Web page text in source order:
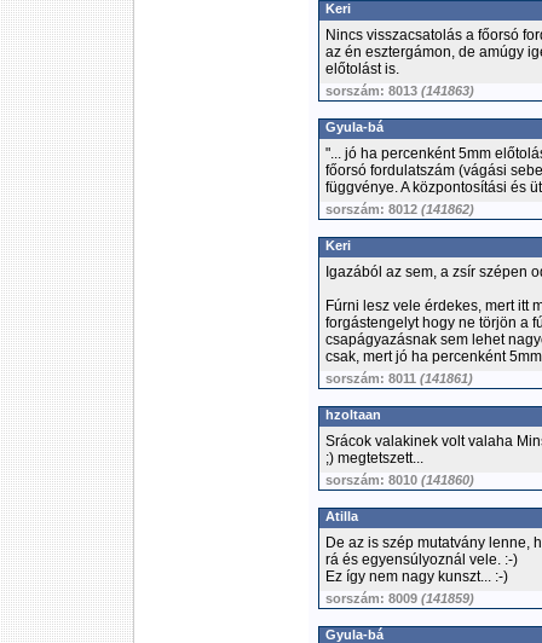
Keri
Nincs visszacsatolás a főorsó
az én esztergámon, de amúgy
előtolást is.
sorszám: 8013 (141863)
Gyula-bá
"... jó ha percenként 5mm
főorsó fordulatszám (vágási
függvénye. A központosítási és
sorszám: 8012 (141862)
Keri
Igazából az sem, a zsír szépen
Fúrni lesz vele érdekes, mert itt
forgástengelyt hogy ne törjön a
csapágyazásnak sem lehet
csak, mert jó ha percenként
sorszám: 8011 (141861)
hzoltaan
Srácok valakinek volt valaha
;) megtetszett...
sorszám: 8010 (141860)
Atilla
De az is szép mutatvány lenne,
rá és egyensúlyoznál vele. :-)
Ez így nem nagy kunszt... :-)
sorszám: 8009 (141859)
Gyula-bá